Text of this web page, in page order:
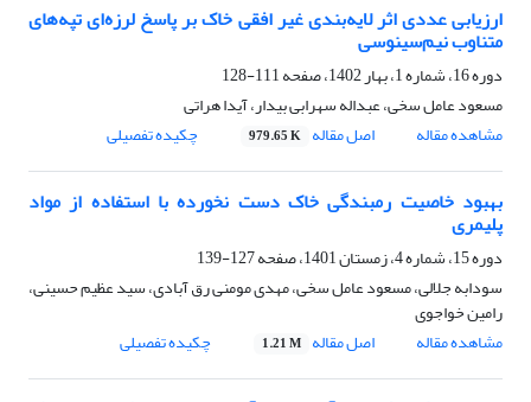
ارزیابی عددی اثر لایه‌بندی غیر افقی خاک بر پاسخ لرزه‌ای تپه‌های
متناوب نیم‌سینوسی
دوره 16، شماره 1، بهار 1402، صفحه
111-128
مسعود عامل سخی، عبداله سهرابی بیدار، آیدا هراتی
مشاهده مقاله
اصل مقاله 979.65 K چکیده تفصیلی
بهبود خاصیت رمبندگی خاک دست نخورده با استفاده از مواد
پلیمری
دوره 15، شماره 4، زمستان 1401، صفحه
127-139
سودابه جلالی، مسعود عامل سخی، مهدی مومنی رق آبادی، سید عظیم حسینی،
رامین خواجوی
مشاهده مقاله
اصل مقاله 1.21 M چکیده تفصیلی